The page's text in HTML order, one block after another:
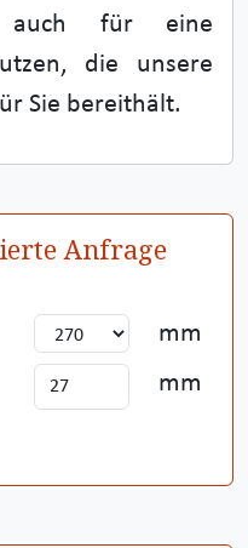
auch für eine
die unsere
Sie bereithält.
Anfrage
mm
mm